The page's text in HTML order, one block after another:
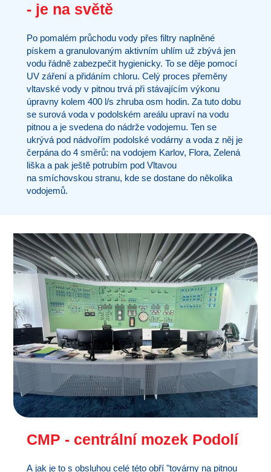
- je na světě
Po pomalém průchodu vody přes filtry naplněné
pískem a granulovaným aktivním uhlím už zbývá jen
vodu řádně zabezpečit hygienicky. To se děje pomocí
UV záření a přidáním chloru. Celý proces přeměny
vltavské vody v pitnou trvá při stávajícím výkonu
úpravny kolem 400 l/s zhruba osm hodin. Za tuto dobu
se surová voda v podolském areálu upraví na vodu
pitnou a je svedena do nádrže vodojemu. Ten se
ukrývá pod nádvořím podolské vodárny a voda z něj je
čerpána do 4 směrů: na vodojem Karlov, Flora, Zelená
liška a pak ještě potrubím pod Vltavou
na smíchovskou stranu, kde se dostane do několika
vodojemů.
CMP - centrální mozek Podolí
A jak je to s obsluhou celé této obří "továrny na pitnou